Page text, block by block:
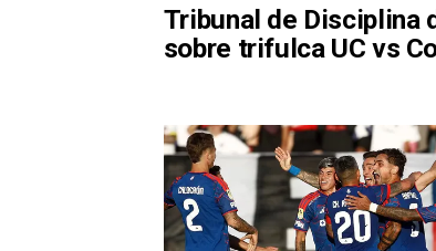
Tribunal de Disciplina
sobre trifulca UC vs